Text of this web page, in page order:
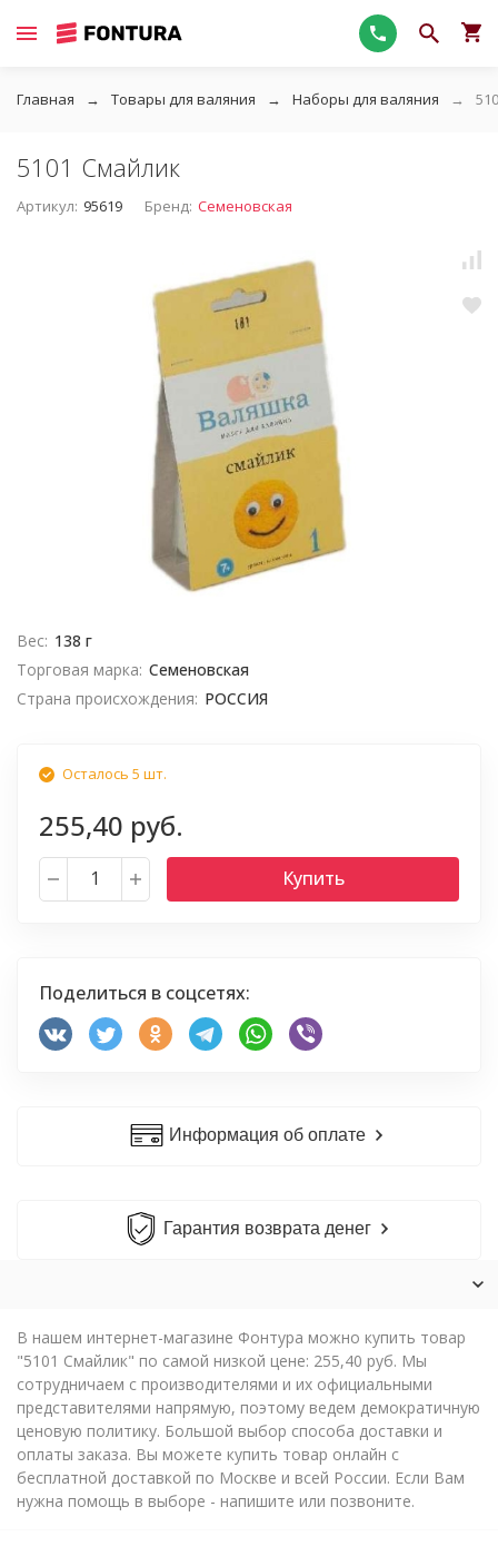
Главная Товары для валяния Наборы для валяния
5101 Cмайлик
Артикул: 95619 Бренд: Семеновская
Вес: 138 г
Торговая марка: Семеновская
Страна происхождения: РОССИЯ
Осталось 5 шт.
255,40 руб.
Купить
Поделиться в соцсетях:
Информация об оплате
Гарантия возврата денег
В нашем интернет-магазине Фонтура можно купить товар
"5101 Cмайлик" по самой низкой цене: 255,40 руб. Мы
сотрудничаем с производителями и их официальными
представителями напрямую, поэтому ведем демократичную
ценовую политику. Большой выбор способа доставки и
оплаты заказа. Вы можете купить товар онлайн с
бесплатной доставкой по Москве и всей России. Если Вам
нужна помощь в выборе - напишите или позвоните.